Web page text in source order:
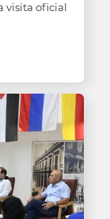
visita oficial